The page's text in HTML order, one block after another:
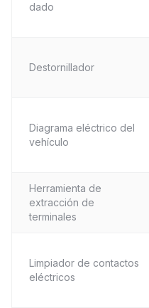
dado
Destornillador
Diagrama eléctrico del
vehículo
Herramienta de
extracción de
terminales
Limpiador de contactos
eléctricos